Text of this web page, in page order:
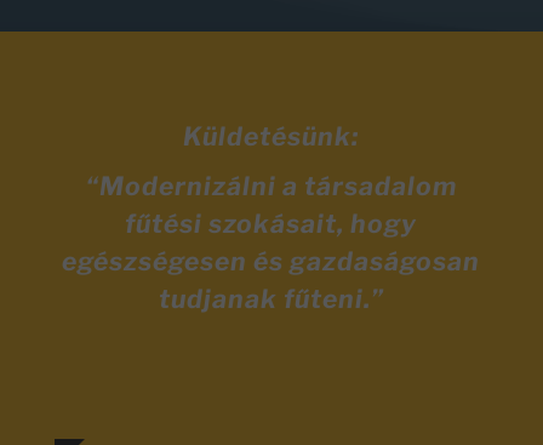
Küldetésünk:
“Modernizálni a társadalom
fűtési szokásait, hogy
egészségesen és gazdaságosan
tudjanak fűteni.”